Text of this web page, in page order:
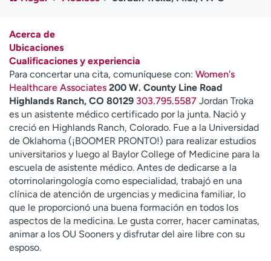
Ready. Set. CO.
Ensayos clínicos
Atención a medios de
comunicación
Contáctenos Noticias e historias
A
y
ú
d
a
m
e
a
e
n
c
o
Acerca de
Ubicaciones
Cualificaciones y experiencia
Para concertar una cita, comuníquese con: Women's
Healthcare Associates 200 W. County Line Road
Highlands Ranch, CO 80129 303.795.5587 Jordan Troka
es un asistente médico certificado por la junta. Nació y
creció en Highlands Ranch, Colorado. Fue a la Universidad
de Oklahoma (¡BOOMER PRONTO!) para realizar estudios
universitarios y luego al Baylor College of Medicine para la
escuela de asistente médico. Antes de dedicarse a la
otorrinolaringología como especialidad, trabajó en una
clínica de atención de urgencias y medicina familiar, lo
que le proporcionó una buena formación en todos los
aspectos de la medicina. Le gusta correr, hacer caminatas,
animar a los OU Sooners y disfrutar del aire libre con su
esposo.